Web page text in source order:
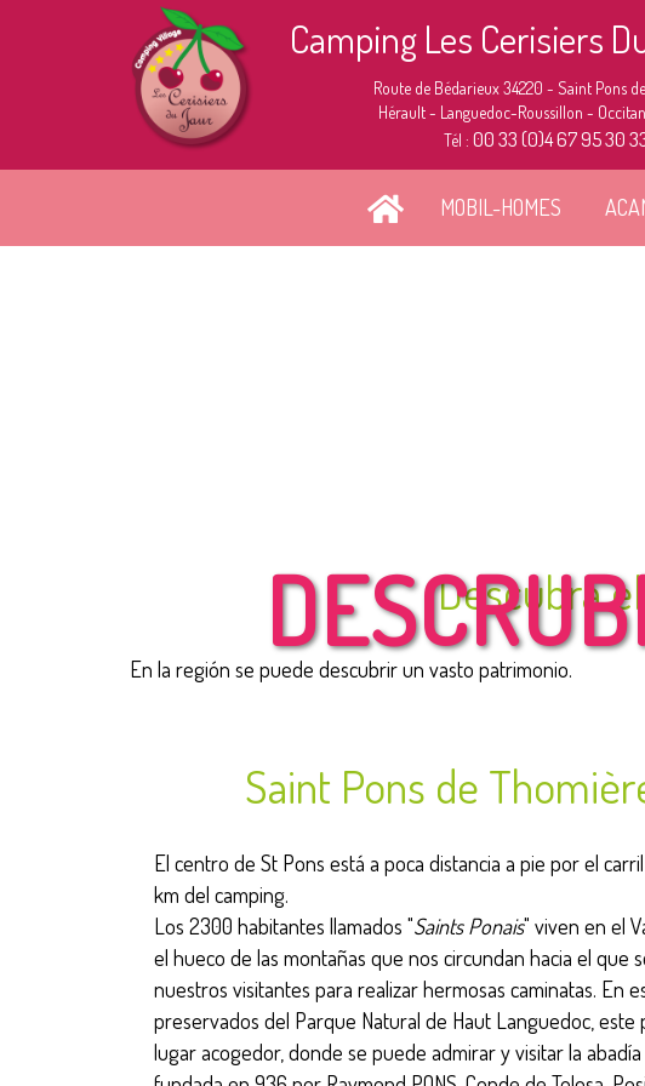
Camping Les Cerisiers
Route de Bédarieux 34220 - Saint Pons
Hérault - Languedoc-Roussillon -
Tél : 00 33 (0)4 67 95 30
MOBIL-HOMES
Descubra
En la región se puede descubrir un vasto patrimonio.
Saint Pons de
El centro de St Pons está a poca distancia a pie por el
km del camping.
Los 2300 habitantes llamados "Saints Ponais" viven en el
el hueco de las montañas que nos circundan hacia el que
nuestros visitantes para realizar hermosas caminatas. En
preservados del Parque Natural de Haut Languedoc, este
lugar acogedor, donde se puede admirar y visitar la